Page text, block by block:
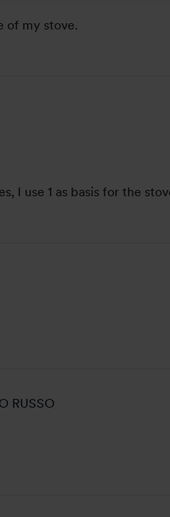
of my stove.
I use 1 as basis for the
RUSSO